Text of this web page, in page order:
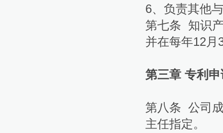
6、负责其他
第七条 知识
并在每年12月
第三章 专利申
第八条 公司
主任指定。